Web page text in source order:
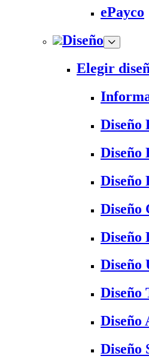
ePayco
Diseño
Elegir
Diseño
Diseño
Diseño
Diseño
Diseño
Diseño
Diseño
Diseño
Diseño